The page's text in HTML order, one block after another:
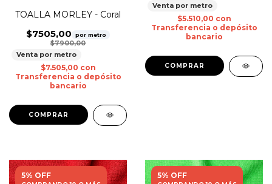
TOALLA MORLEY - Coral
$7505,00 por metro
$7900,00
Venta por metro
$7.505,00 con
Transferencia o depósito
bancario
Venta por metro
$5.510,00 con
Transferencia o depósito
bancario
5% OFF 5% OFF